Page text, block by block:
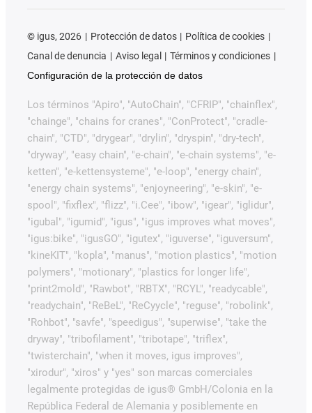
© igus, 2026 Protección de datos
Política de cookies
Canal de denuncia
Aviso legal
Términos y condiciones
Configuración de la protección de datos
Los términos "Apiro", "AutoChain", "CFRIP", "chainflex",
"chainge", "chains for cranes", "ConProtect", "cradle-
chain", "CTD", "drygear", "drylin", "dryspin", "dry-tech",
"dryway", "easy chain", "e-chain", "e-chain systems", "e-
ketten", "e-kettensysteme", "e-loop", "energy chain",
"energy chain systems", "enjoyneering", "e-skin", "e-
spool", "fixflex", "flizz", "i.Cee", "ibow", "igear", "iglidur",
"igubal", "igumid", "igus", "igus improves what moves",
"igus:bike", "igusGO", "igutex", "iguverse", "iguversum",
"kineKIT", "kopla", "manus", "motion plastics", "motion
polymers", "motionary", "plastics for longer life",
"print2mold", "Rawbot", "RBTX", "RCYL", "readycable",
"readychain", "ReBeL", "ReCyycle", "reguse", "robolink",
"Rohbot", "savfe", "speedigus", "superwise", "take the
dryway", "tribofilament", "tribotape", "triflex",
"twisterchain", "when it moves, igus improves",
"xirodur", "xiros" y "yes" son marcas comerciales
legalmente protegidas de igus® GmbH/Colonia en la
República Federal de Alemania y posiblemente en